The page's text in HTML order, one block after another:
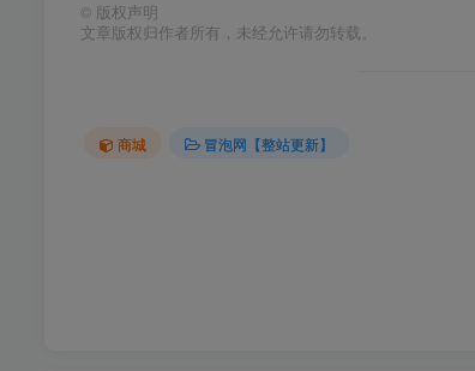
© 版权声明
文章版权归作者所有，未经允许请勿转载。
商城 冒泡网【整站更新】